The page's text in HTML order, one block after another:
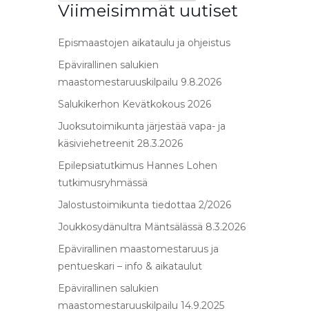
Viimeisimmät uutiset
Epismaastojen aikataulu ja ohjeistus
Epävirallinen salukien
maastomestaruuskilpailu 9.8.2026
Salukikerhon Kevätkokous 2026
Juoksutoimikunta järjestää vapa- ja
käsiviehetreenit 28.3.2026
Epilepsiatutkimus Hannes Lohen
tutkimusryhmässä
Jalostustoimikunta tiedottaa 2/2026
Joukkosydänultra Mäntsälässä 8.3.2026
Epävirallinen maastomestaruus ja
pentueskari – info & aikataulut
Epävirallinen salukien
maastomestaruuskilpailu 14.9.2025